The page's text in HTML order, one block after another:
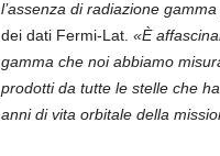
l’assenza di radiazione
dei dati Fermi-Lat. «È
gamma che noi abbiamo
prodotti da tutte le stelle che
anni di vita orbitale della